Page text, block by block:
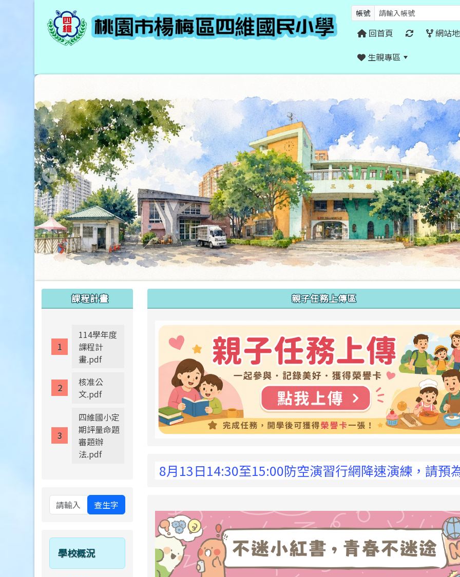
帳號
回首頁 網站
生親專區
親子任務上傳區
8月13日14:30至15:00防空演習行網降速演練，請預為因應，
課程計畫
114學年度
課程計
畫.pdf
核准公
文.pdf
四維國小定
期評量命題
審題辦
法.pdf
查生字
學校概況